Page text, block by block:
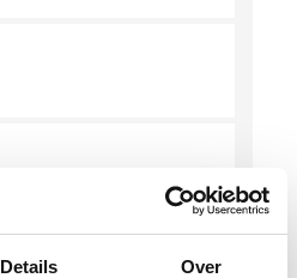
Details Over